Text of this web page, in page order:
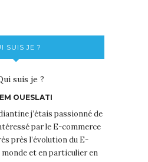
SUIS JE ?
OUESLATI
j’étais passionné de
par le E-commerce
près l’évolution du E-
monde et en particulier en